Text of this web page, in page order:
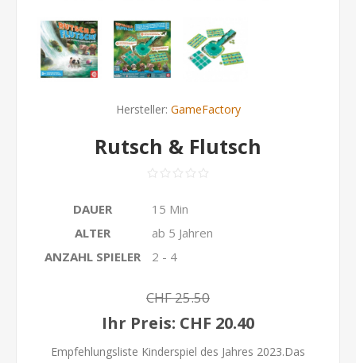
Hersteller: GameFactory
Rutsch & Flutsch
DAUER
15 Min
ALTER
ab 5 Jahren
ANZAHL SPIELER
2 - 4
CHF 25.50
Ihr Preis: CHF 20.40
Empfehlungsliste Kinderspiel des Jahres 2023.Das